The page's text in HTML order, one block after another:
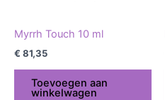
Myrrh Touch 10 ml
€ 81,35
Toevoegen aan
winkelwagen